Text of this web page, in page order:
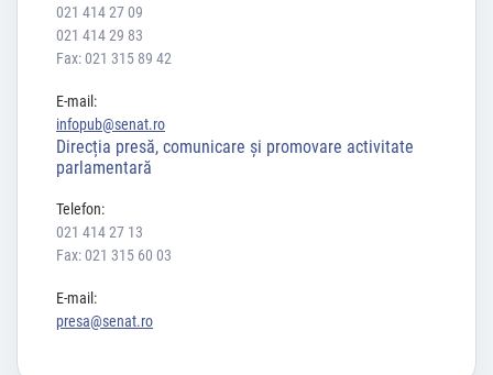
021 414 27 09
021 414 29 83
Fax: 021 315 89 42
E-mail:
infopub@senat.ro
Direcția presă, comunicare și promovare activitate
parlamentară
Telefon:
021 414 27 13
Fax: 021 315 60 03
E-mail:
presa@senat.ro